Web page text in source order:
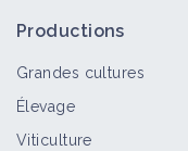
Productions
Grandes cultures
Élevage
Viticulture